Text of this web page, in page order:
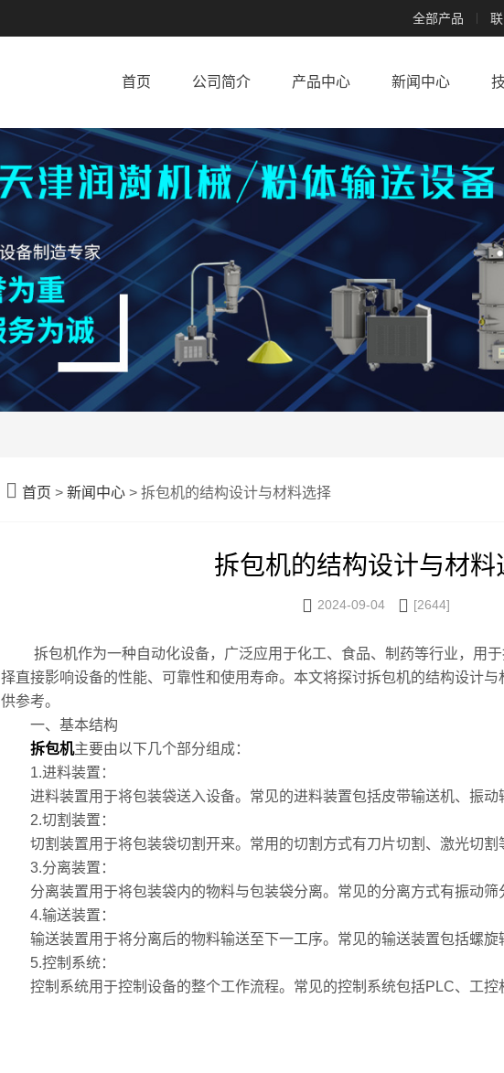
全部产品
首页 公司简介 产品中心 新闻中心
 首页 > 新闻中心 > 拆包机的结构设计与材料选择
拆包机的结构设计与材料
 2024-09-04  [2644]
拆包机作为一种自动化设备，广泛应用于化工、食品、制药等行业，用于
择直接影响设备的性能、可靠性和使用寿命。本文将探讨拆包机的结构设计
供参考。
一、基本结构
拆包机主要由以下几个部分组成：
1.进料装置：
进料装置用于将包装袋送入设备。常见的进料装置包括皮带输送机、振动
2.切割装置：
切割装置用于将包装袋切割开来。常用的切割方式有刀片切割、激光切割
3.分离装置：
分离装置用于将包装袋内的物料与包装袋分离。常见的分离方式有振动筛
4.输送装置：
输送装置用于将分离后的物料输送至下一工序。常见的输送装置包括螺旋
5.控制系统：
控制系统用于控制设备的整个工作流程。常见的控制系统包括PLC、工控